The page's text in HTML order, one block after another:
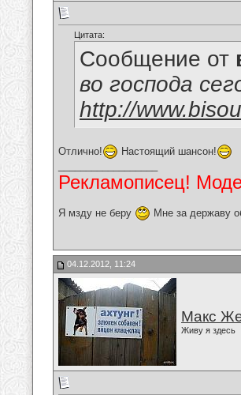
Цитата:
Сообщение от
во господа
http://
Отлично!
Настоящий шансон!
Рекламописец!
Я мзду не беру Мне за державу
04.12.2012, 11:24
Макс
Живу я здесь